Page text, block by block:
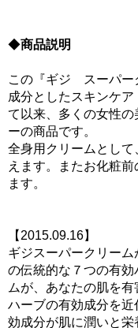
◆商品説明
この『ギジ スーパー
成分としたスキンケ
て以来、多くの女性
ーの商品です。
全身用クリームとし
えます。またお化粧
ます。
【2015.09.16】
ギジスーパークリー
の伝統的な７つの有
ムが、あなたの肌を
ハーブの有効成分を
効成分が肌に潤いと